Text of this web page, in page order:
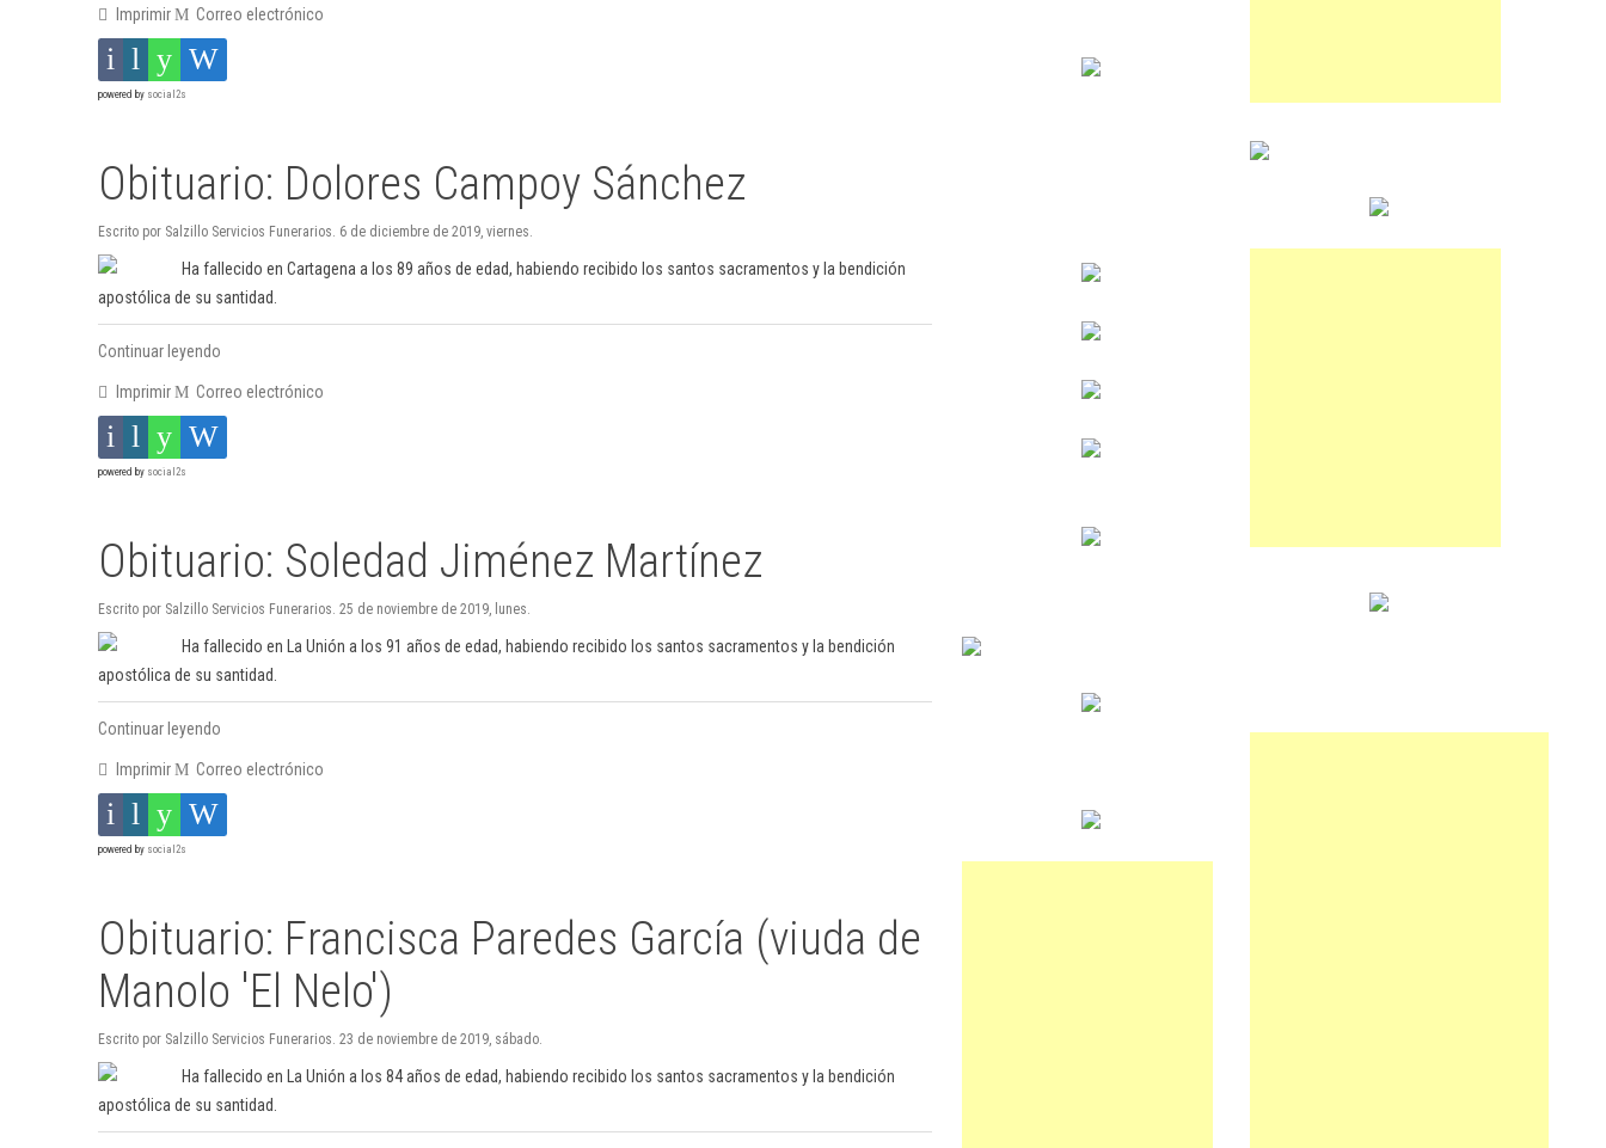
Imprimir Correo electrónico
powered by social2s
Obituario: Dolores Campoy Sánchez
Escrito por Salzillo Servicios Funerarios. 6 de diciembre de 2019, viernes.
Ha fallecido en Cartagena a los 89 años de edad, habiendo recibido los santos sacramentos y la bendición
apostólica de su santidad.
Continuar leyendo
Imprimir Correo electrónico
powered by social2s
Obituario: Soledad Jiménez Martínez
Escrito por Salzillo Servicios Funerarios. 25 de noviembre de 2019, lunes.
Ha fallecido en La Unión a los 91 años de edad, habiendo recibido los santos sacramentos y la bendición
apostólica de su santidad.
Continuar leyendo
Imprimir Correo electrónico
powered by social2s
Obituario: Francisca Paredes García (viuda de
Manolo 'El Nelo')
Escrito por Salzillo Servicios Funerarios. 23 de noviembre de 2019, sábado.
Ha fallecido en La Unión a los 84 años de edad, habiendo recibido los santos sacramentos y la bendición
apostólica de su santidad.